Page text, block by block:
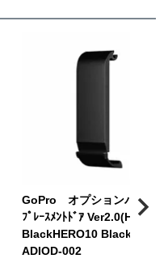
GoPro オプションパーツ
ﾌﾟﾚｰｽﾒﾝﾄﾄﾞｱ Ver2.0(HERO9
BlackHERO10 Black) 品番
ADIOD-002